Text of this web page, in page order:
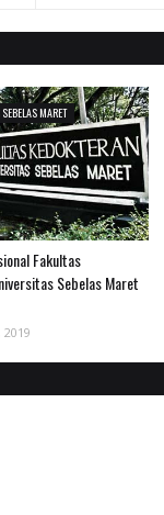
MARET
Fakultas
Sebelas Maret
2019